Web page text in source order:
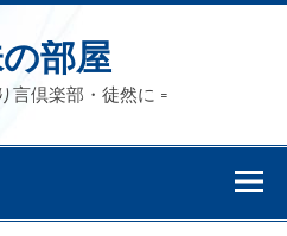
部屋
言倶楽部・徒然に =